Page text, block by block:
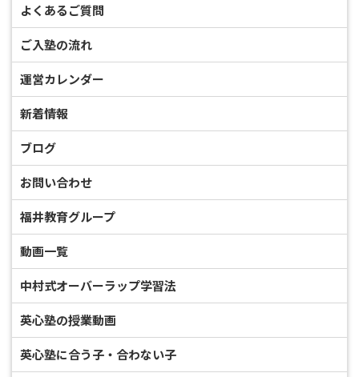
よくあるご質問
ご入塾の流れ
運営カレンダー
新着情報
ブログ
お問い合わせ
福井教育グループ
動画一覧
中村式オーバーラップ学習法
英心塾の授業動画
英心塾に合う子・合わない子